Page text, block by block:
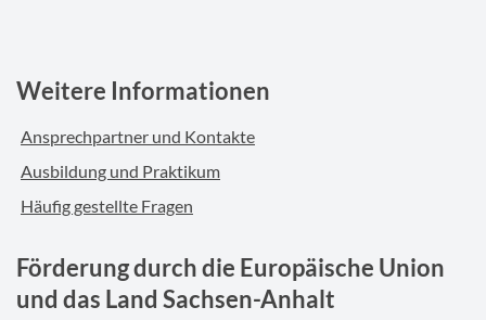
Weitere Informationen
Ansprechpartner und Kontakte
Ausbildung und Praktikum
Häufig gestellte Fragen
Förderung durch die Europäische Union
und das Land Sachsen-Anhalt